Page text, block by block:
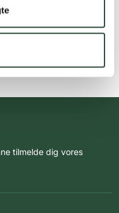
tilmelde dig vores